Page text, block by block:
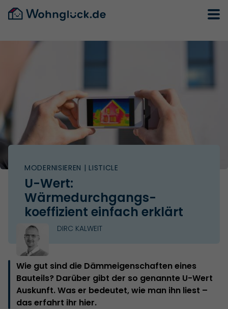
MODERNISIEREN | LISTICLE
U-Wert:
Wärmedurchgangs­
koeffizient einfach erklärt
DIRC KALWEIT
Wie gut sind die Dämmeigenschaften eines
Bauteils? Darüber gibt der so genannte U-Wert
Auskunft. Was er bedeutet, wie man ihn liest –
das erfahrt ihr hier.